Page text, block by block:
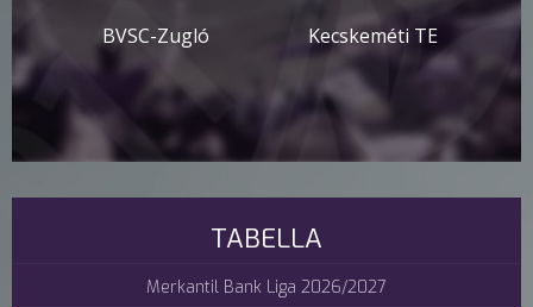
BVSC-Zugló Kecskeméti TE
TABELLA
Merkantil Bank Liga 2026/2027